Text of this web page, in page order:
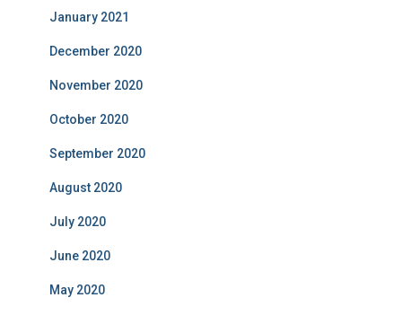
January 2021
December 2020
November 2020
October 2020
September 2020
August 2020
July 2020
June 2020
May 2020